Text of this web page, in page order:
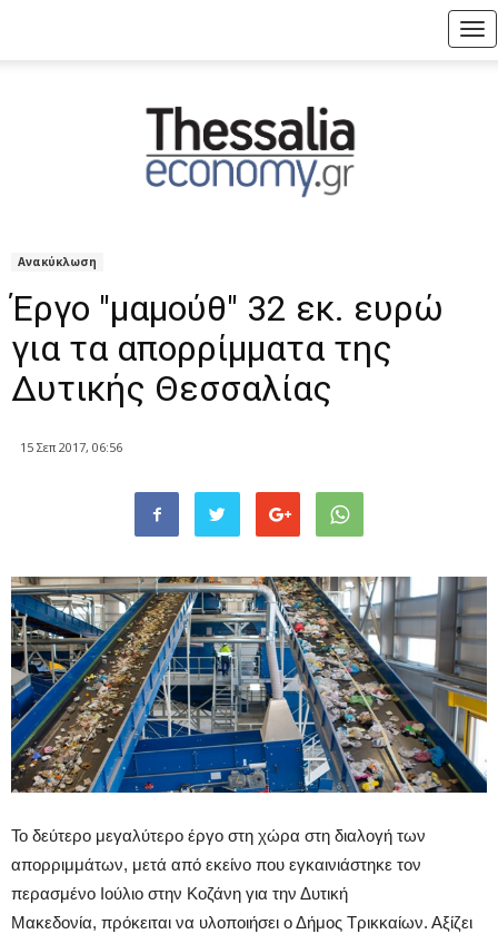
Ανακύκλωση
Έργο "μαμούθ" 32 εκ. ευρώ
για τα απορρίμματα της
Δυτικής Θεσσαλίας
15 Σεπ 2017, 06:56
Το δεύτερο μεγαλύτερο έργο στη χώρα στη διαλογή των
απορριμμάτων, μετά από εκείνο που εγκαινιάστηκε τον
περασμένο Ιούλιο στην Κοζάνη για την Δυτική
Μακεδονία, πρόκειται να υλοποιήσει ο Δήμος Τρικκαίων. Αξίζει